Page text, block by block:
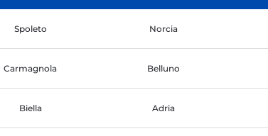
Spoleto Norcia
Carmagnola Belluno
Biella Adria